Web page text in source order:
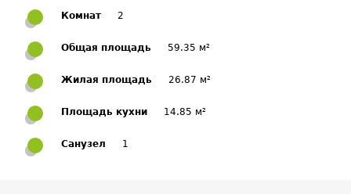
Комнат 2
Общая площадь 59.35 м²
Жилая площадь 26.87 м²
Площадь кухни 14.85 м²
Санузел 1